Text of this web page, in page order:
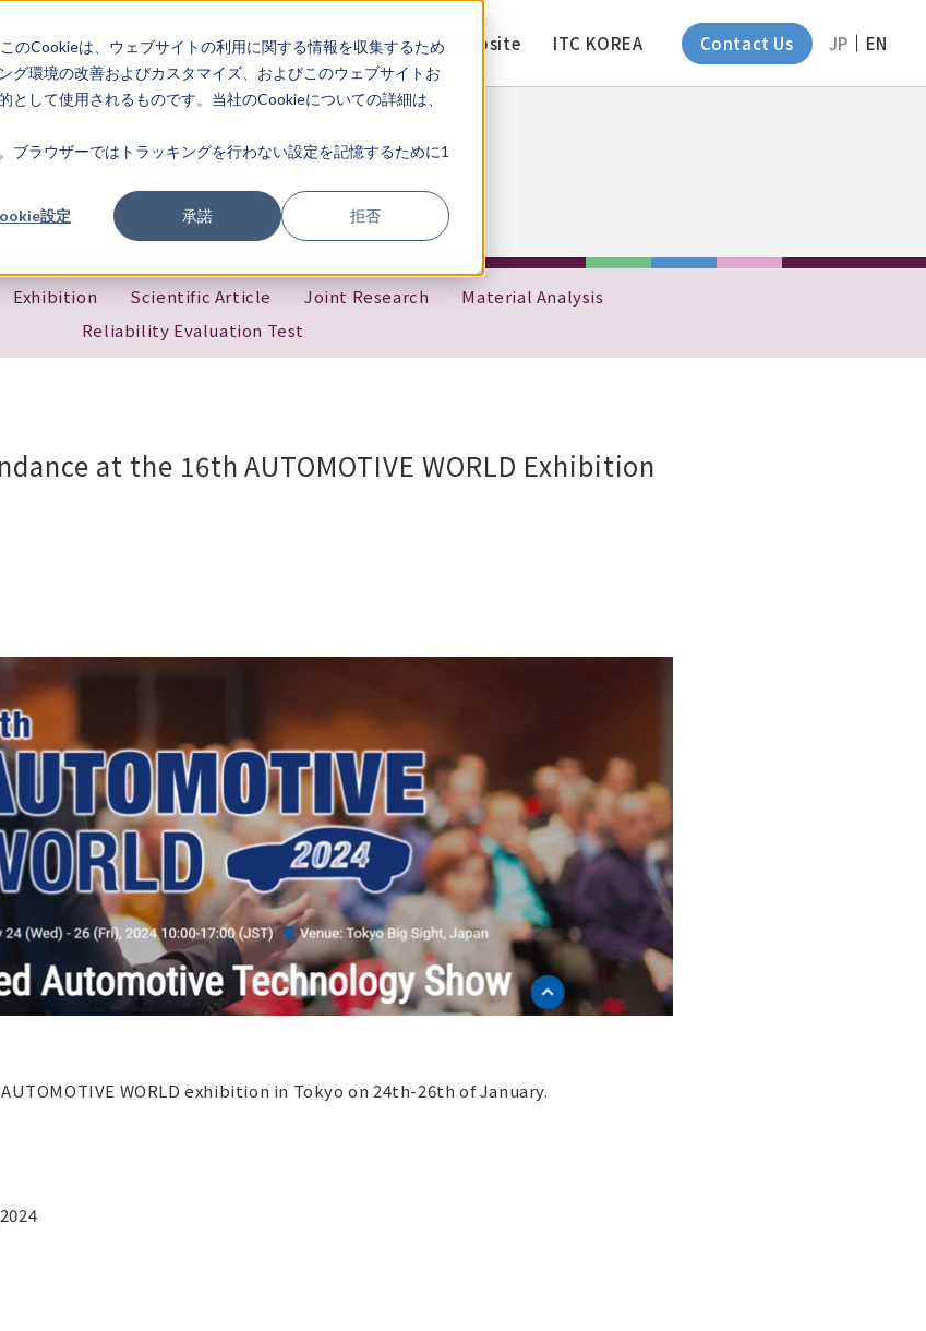
のCookieは、ウェブサイトの利用に関する情報を収集するため
環境の改善およびカスタマイズ、およびこのウェブサイトお
して使用されるものです。当社のCookieについての詳細は、
ラウザーではトラッキングを行わない設定を記憶するために1
設定 承諾 拒否
About Us Services News Brand Website ITC KOREA Contact Us JP EN
News
Exhibition Scientific Article Joint Research
Material Analysis
Reliability Evaluation Test
at the 16th AUTOMOTIVE WORLD Exhibition
WORLD exhibition in Tokyo on 24th-26th of January.